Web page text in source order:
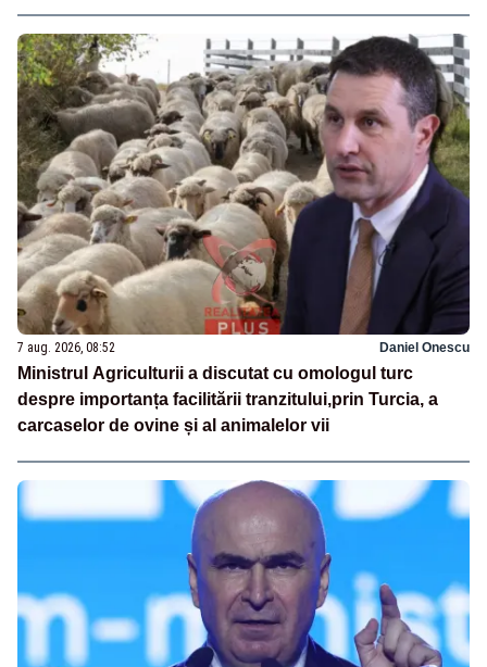
7 aug. 2026, 08:52 Daniel Onescu
Ministrul Agriculturii a discutat cu omologul turc
despre importanța facilitării tranzitului,prin Turcia, a
carcaselor de ovine și al animalelor vii